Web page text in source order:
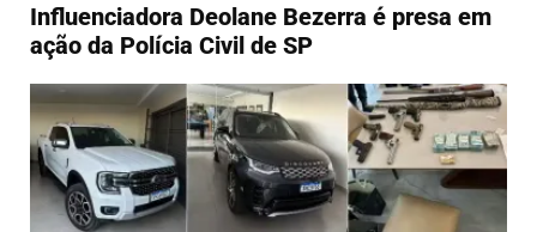
Influenciadora Deolane Bezerra é presa em
ação da Polícia Civil de SP